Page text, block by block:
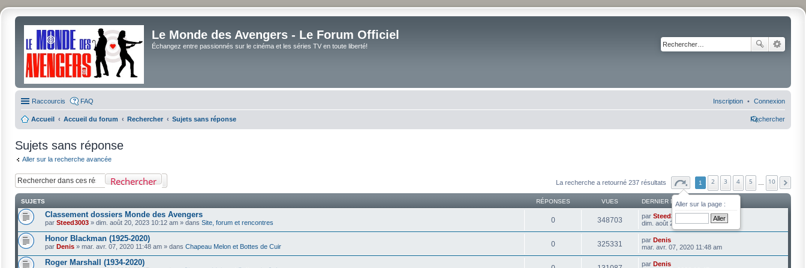
Le Monde des Avengers - Le Forum Officiel
Échangez entre passionnés sur le cinéma et les séries TV en toute liberté!
Raccourcis FAQ Connexion
Inscription
Accueil Accueil du forum Rechercher Sujets sans réponse Rechercher
Sujets sans réponse
Aller sur la recherche avancée
Rechercher La recherche a retourné 237 résultats
Aller sur la page :
1 2 3 4 5 10
SUJETS RÉPONSES VUES DERNIER MESSAGE
Classement dossiers Monde des Avengers
par Steed3003 » dim. août 20, 2023 10:12 am » dans Site, forum et rencontres 0 348703 par Steed3003
dim. août 20, 2023 10:12 am
Honor Blackman (1925-2020)
par Denis » mar. avr. 07, 2020 11:48 am » dans Chapeau Melon et Bottes de Cuir 0 325331 par Denis
mar. avr. 07, 2020 11:48 am
Roger Marshall (1934-2020) par Denis